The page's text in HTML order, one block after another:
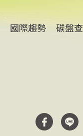
國際趨勢 碳盤查